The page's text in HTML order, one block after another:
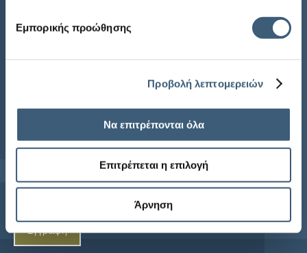
Εμπορικής προώθησης
Προβολή λεπτομερειών
Να επιτρέπονται όλα
Επιτρέπεται η επιλογή
Άρνηση
Ενημέρωση